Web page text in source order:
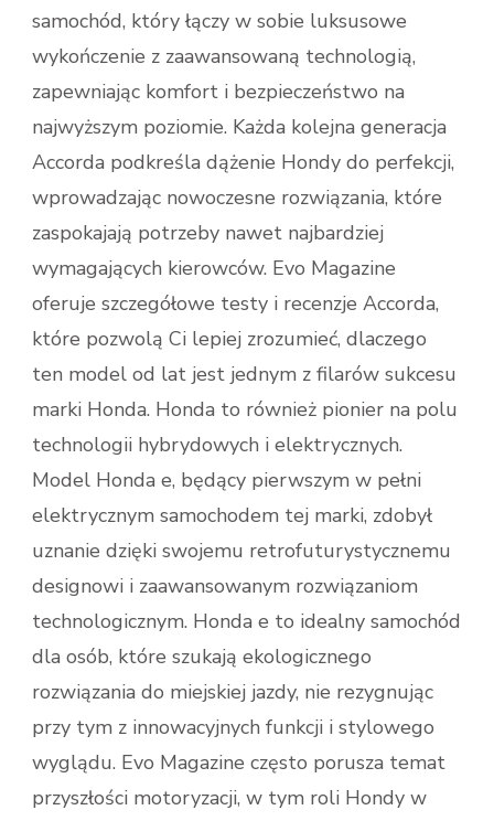
samochód, który łączy w sobie luksusowe
wykończenie z zaawansowaną technologią,
zapewniając komfort i bezpieczeństwo na
najwyższym poziomie. Każda kolejna generacja
Accorda podkreśla dążenie Hondy do perfekcji,
wprowadzając nowoczesne rozwiązania, które
zaspokajają potrzeby nawet najbardziej
wymagających kierowców. Evo Magazine
oferuje szczegółowe testy i recenzje Accorda,
które pozwolą Ci lepiej zrozumieć, dlaczego
ten model od lat jest jednym z filarów sukcesu
marki Honda. Honda to również pionier na polu
technologii hybrydowych i elektrycznych.
Model Honda e, będący pierwszym w pełni
elektrycznym samochodem tej marki, zdobył
uznanie dzięki swojemu retrofuturystycznemu
designowi i zaawansowanym rozwiązaniom
technologicznym. Honda e to idealny samochód
dla osób, które szukają ekologicznego
rozwiązania do miejskiej jazdy, nie rezygnując
przy tym z innowacyjnych funkcji i stylowego
wyglądu. Evo Magazine często porusza temat
przyszłości motoryzacji, w tym roli Hondy w